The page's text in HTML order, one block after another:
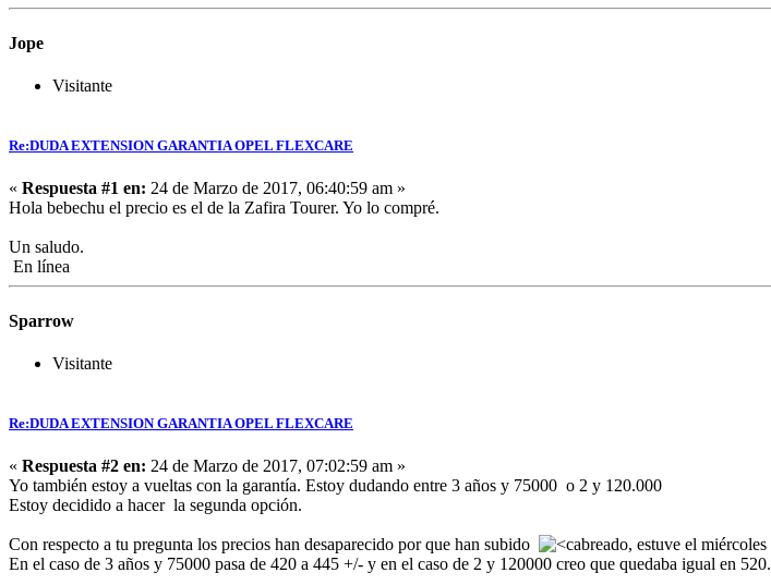
Jope
Visitante
Re:DUDA EXTENSION GARANTIA OPEL FLEXCARE
« Respuesta #1 en: 24 de Marzo de 2017, 06:40:59 am »
Hola bebechu el precio es el de la Zafira Tourer. Yo lo compré.
Un saludo.
En línea
Sparrow
Visitante
Re:DUDA EXTENSION GARANTIA OPEL FLEXCARE
« Respuesta #2 en: 24 de Marzo de 2017, 07:02:59 am »
Yo también estoy a vueltas con la garantía. Estoy dudando entre 3 años y 75000 o 2 y 120.000
Estoy decidido a hacer la segunda opción.
Con respecto a tu pregunta los precios han desaparecido por que han subido
, estuve el
En el caso de 3 años y 75000 pasa de 420 a 445 +/- y en el caso de 2 y 120000 creo que quedaba igual en 520.